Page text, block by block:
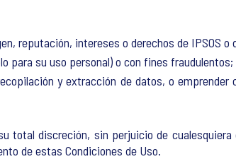
reputación, intereses o derechos de IPSOS o
para su uso personal) o con fines fraudulentos;
y extracción de datos, o
total discreción, sin perjuicio de
de estas Condiciones de Uso.